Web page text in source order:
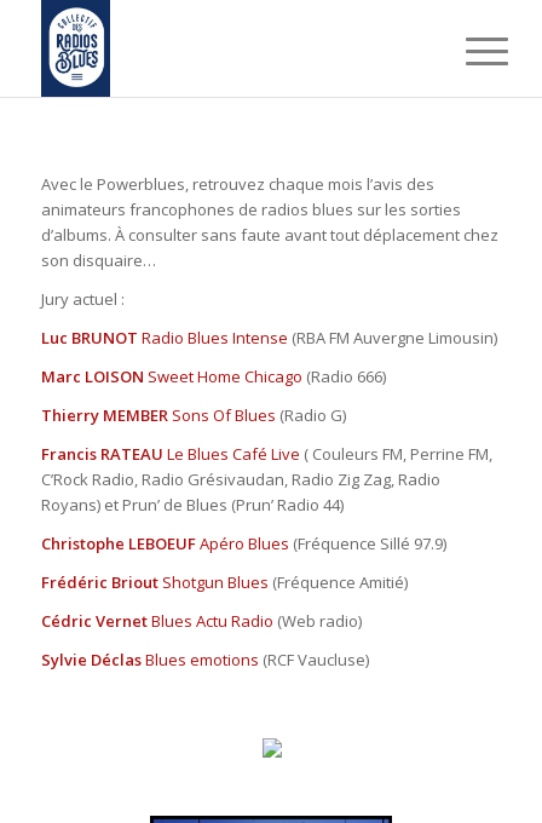
Avec le Powerblues, retrouvez chaque mois l’avis des
animateurs francophones de radios blues sur les sorties
d’albums. À consulter sans faute avant tout déplacement chez
son disquaire…
Jury actuel :
Luc BRUNOT Radio Blues Intense (RBA FM Auvergne Limousin)
Marc LOISON Sweet Home Chicago (Radio 666)
Thierry MEMBER Sons Of Blues (Radio G)
Francis RATEAU Le Blues Café Live ( Couleurs FM, Perrine FM,
C’Rock Radio, Radio Grésivaudan, Radio Zig Zag, Radio
Royans) et Prun’ de Blues (Prun’ Radio 44)
Christophe LEBOEUFApéro Blues (Fréquence Sillé 97.9)
Frédéric Briout Shotgun Blues (Fréquence Amitié)
Cédric VernetBlues Actu Radio (Web radio)
Sylvie DéclasBlues emotions (RCF Vaucluse)